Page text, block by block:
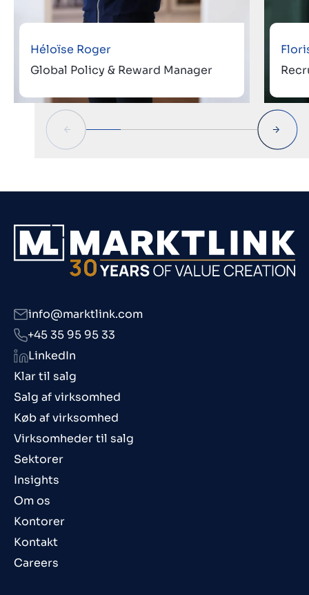
Héloïse Roger
Global Policy & Reward Manager
Klar til salg
Salg af virksomhed
Køb af virksomhed
Virksomheder til salg
Sektorer
Insights
Om os
Kontorer
Kontakt
Careers
info@marktlink.com
+45 35 95 95 33
LinkedIn